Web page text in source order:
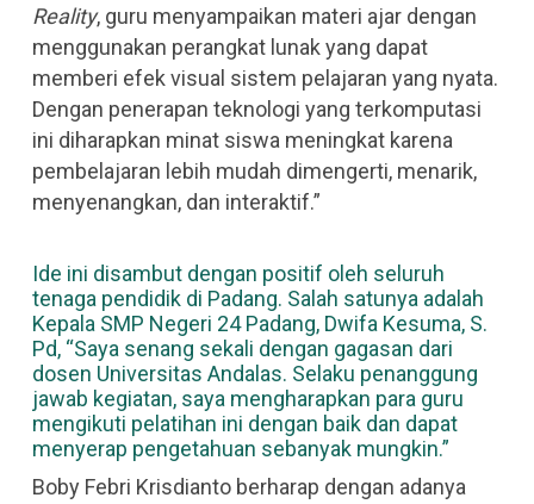
Reality, guru menyampaikan materi ajar dengan
menggunakan perangkat lunak yang dapat
memberi efek visual sistem pelajaran yang nyata.
Dengan penerapan teknologi yang terkomputasi
ini diharapkan minat siswa meningkat karena
pembelajaran lebih mudah dimengerti, menarik,
menyenangkan, dan interaktif.”
Ide ini disambut dengan positif oleh seluruh
tenaga pendidik di Padang. Salah satunya adalah
Kepala SMP Negeri 24 Padang, Dwifa Kesuma, S.
Pd, “Saya senang sekali dengan gagasan dari
dosen Universitas Andalas. Selaku penanggung
jawab kegiatan, saya mengharapkan para guru
mengikuti pelatihan ini dengan baik dan dapat
menyerap pengetahuan sebanyak mungkin.”
Boby Febri Krisdianto berharap dengan adanya